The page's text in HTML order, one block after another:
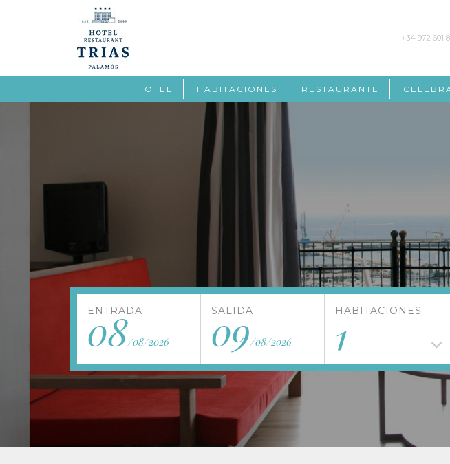
+34 972 601
HOTEL HABITACIONES RESTAURANTE
ENTRADA
08/08/2026
SALIDA
09/08/2026
HABITACIONES
1